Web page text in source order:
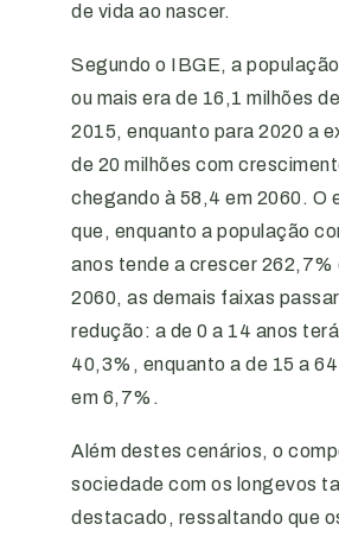
de vida ao nascer.
Segundo o IBGE, a
ou mais era de 16,1 milhões
2015, enquanto para 2020 a
de 20 milhões com
chegando à 58,4 em 2060. O
que, enquanto a população
anos tende a crescer 262,7%
2060, as demais faixas
redução: a de 0 a 14 anos
40,3%, enquanto a de 15 a
em 6,7%.
Além destes cenários, o
sociedade com os longevos
destacado, ressaltando que